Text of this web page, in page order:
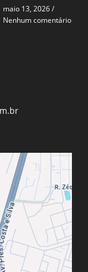
maio 13, 2026
Nenhum comentário